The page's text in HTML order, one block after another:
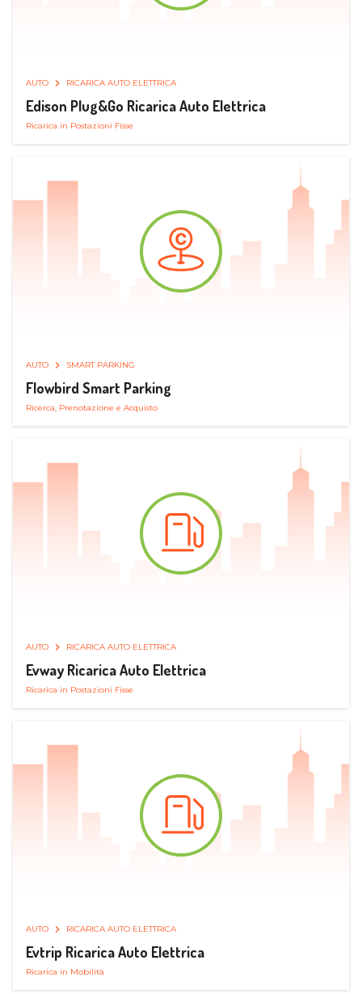
AUTO RICARICA AUTO ELETTRICA
Edison Plug&Go Ricarica Auto Elettrica
Ricarica in Postazioni Fisse
AUTO SMART PARKING
Flowbird Smart Parking
Ricerca, Prenotazione e Acquisto
AUTO RICARICA AUTO ELETTRICA
Evway Ricarica Auto Elettrica
Ricarica in Postazioni Fisse
AUTO RICARICA AUTO ELETTRICA
Evtrip Ricarica Auto Elettrica
Ricarica in Mobilità